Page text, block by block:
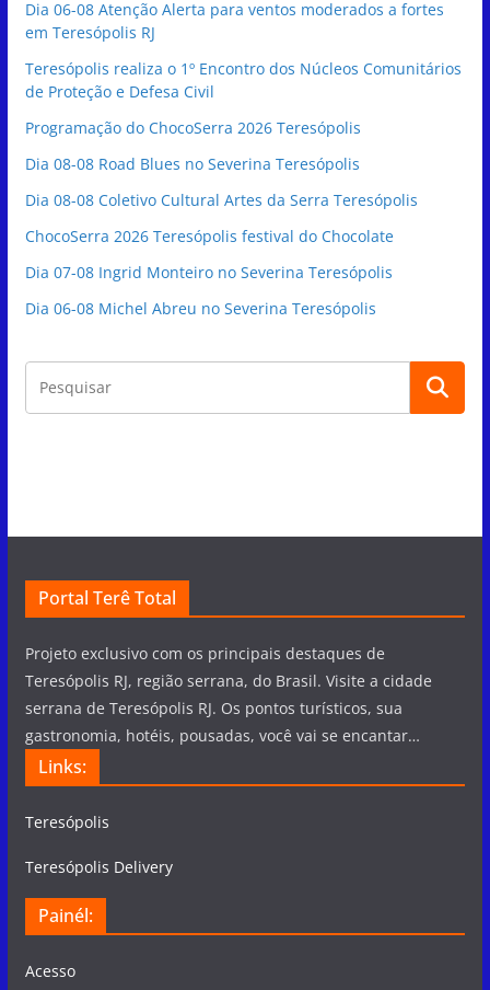
Dia 06-08 Atenção Alerta para ventos moderados a fortes
em Teresópolis RJ
Teresópolis realiza o 1º Encontro dos Núcleos Comunitários
de Proteção e Defesa Civil
Programação do ChocoSerra 2026 Teresópolis
Dia 08-08 Road Blues no Severina Teresópolis
Dia 08-08 Coletivo Cultural Artes da Serra Teresópolis
ChocoSerra 2026 Teresópolis festival do Chocolate
Dia 07-08 Ingrid Monteiro no Severina Teresópolis
Dia 06-08 Michel Abreu no Severina Teresópolis
Portal Terê Total
Projeto exclusivo com os principais destaques de
Teresópolis RJ, região serrana, do Brasil. Visite a cidade
serrana de Teresópolis RJ. Os pontos turísticos, sua
gastronomia, hotéis, pousadas, você vai se encantar…
Links:
Teresópolis
Teresópolis Delivery
Painél:
Acesso